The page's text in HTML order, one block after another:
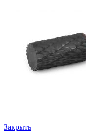
Закрыть